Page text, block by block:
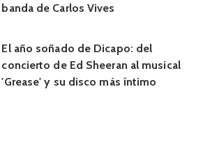
banda de Carlos Vives
El año soñado de Dicapo: del
concierto de Ed Sheeran al musical
'Grease' y su disco más íntimo